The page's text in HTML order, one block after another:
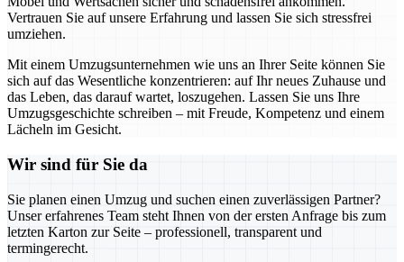
Vertrauen Sie auf unsere Erfahrung und lassen Sie sich stressfrei
umziehen.
Mit einem Umzugsunternehmen wie uns an Ihrer Seite können Sie
sich auf das Wesentliche konzentrieren: auf Ihr neues Zuhause und
das Leben, das darauf wartet, loszugehen. Lassen Sie uns Ihre
Umzugsgeschichte schreiben – mit Freude, Kompetenz und einem
Lächeln im Gesicht.
Wir sind für Sie da
Sie planen einen Umzug und suchen einen zuverlässigen Partner?
Unser erfahrenes Team steht Ihnen von der ersten Anfrage bis zum
letzten Karton zur Seite – professionell, transparent und
termingerecht.